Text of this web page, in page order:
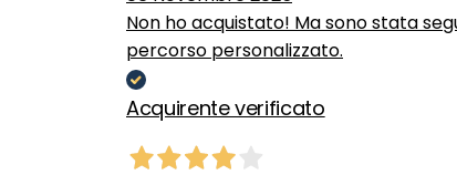
Non ho acquistato! Ma sono stata
percorso personalizzato.
Acquirente verificato